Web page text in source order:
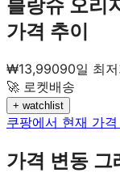
블랑슈 오리
가격 추이
₩13,99090일 최
🚀 로켓배송
+ watchlist
쿠팡에서 현재 가
가격 변동 그